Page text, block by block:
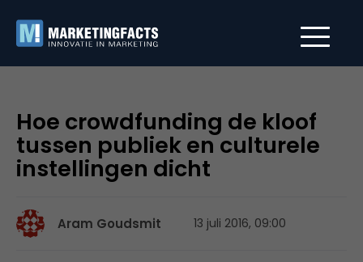
Hoe crowdfunding de kloof
tussen publiek en culturele
instellingen dicht
Aram Goudsmit 13 juli 2016, 09:00